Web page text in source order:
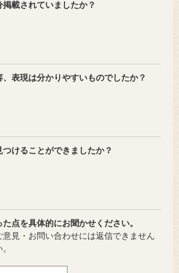
載されていましたか？
表現は分かりやすいものでしたか？
けることができましたか？
点を具体的にお聞かせください。
見・お問い合わせには返信できません